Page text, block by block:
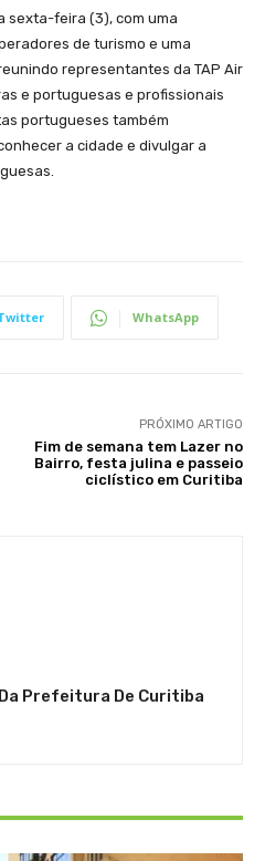
sexta-feira (3), com uma
de turismo e uma
representantes da TAP Air
e portuguesas e profissionais
portugueses também
a cidade e divulgar a
WhatsApp
PRÓXIMO ARTIGO
Fim de semana tem Lazer no
Bairro, festa julina e passeio
ciclístico em Curitiba
Prefeitura De Curitiba